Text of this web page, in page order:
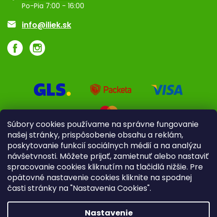
Súbory cookies používame na správne fungovanie
našej stránky, prispôsobenie obsahu a reklám,
poskytovanie funkcií sociálnych médií a na analýzu
návšetvnosti. Môžete prijať, zamietnuť alebo nastaviť
spracovanie cookies kliknutím na tlačidlá nižšie. Pre
opätovné nastavenie cookies kliknite na spodnej
časti stránky na "Nastavenia Cookies".
Nastavenie
Po-Pia 7:00 - 16:00
info@iliek.sk
Pre firmy Poradenstvo
iliek.sk. Všetky práva vyhradené.